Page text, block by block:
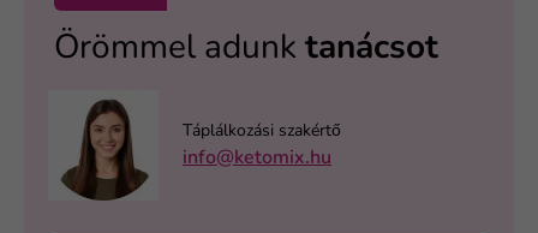
Örömmel adunk tanácsot
Táplálkozási szakértő
info@ketomix.hu